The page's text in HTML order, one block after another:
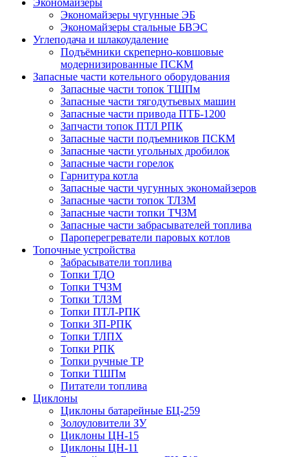
Экономайзеры чугунные ЭБ
Экономайзеры стальные БВЭС
Углеподача и шлакоудаление
Подъёмники скреперно-ковшовые
модернизированные ПСКМ
Запасные части котельного оборудования
Запасные части топок ТШПм
Запасные части тягодутьевых машин
Запасные части привода ПТБ-1200
Запчасти топок ПТЛ РПК
Запасные части подъемников ПСКМ
Запасные части угольных дробилок
Запасные части горелок
Гарнитура котла
Запасные части чугунных экономайзеров
Запасные части топок ТЛЗМ
Запасные части топки ТЧЗМ
Запасные части забрасывателей топлива
Пароперегреватели паровых котлов
Топочные устройства
Забрасыватели топлива
Топки ТДО
Топки ТЧЗМ
Топки ТЛЗМ
Топки ПТЛ-РПК
Топки ЗП-РПК
Топки ТЛПХ
Топки РПК
Топки ручные ТР
Топки ТШПм
Питатели топлива
Циклоны
Циклоны батарейные БЦ-259
Золоуловители ЗУ
Циклоны ЦН-15
Циклоны ЦН-11